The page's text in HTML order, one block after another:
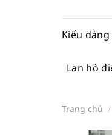
Kiểu dáng
Lan hồ
Trang chủ /